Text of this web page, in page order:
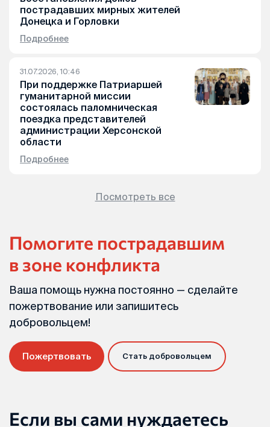
пострадавших мирных жителей
Донецка и Горловки
Подробнее
31.07.2026, 10:46
При поддержке Патриаршей
гуманитарной миссии
состоялась паломническая
поездка представителей
администрации Херсонской
области
Подробнее
Посмотреть все
Помогите пострадавшим
в зоне конфликта
Ваша помощь нужна постоянно — сделайте
пожертвование или запишитесь
добровольцем!
Пожертвовать Стать добровольцем
Если вы сами нуждаетесь